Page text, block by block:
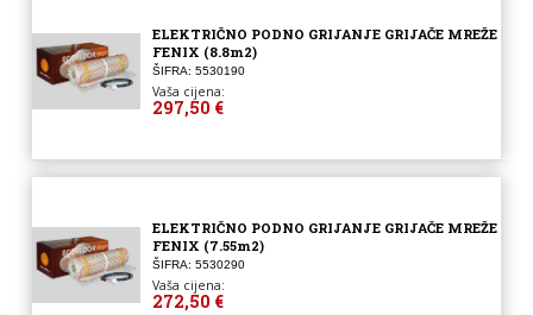
ELEKTRIČNO PODNO GRIJANJE GRIJAČE MREŽE
FENIX (8.8m2)
ŠIFRA: 5530190
Vaša cijena:
297,50 €
ELEKTRIČNO PODNO GRIJANJE GRIJAČE MREŽE
FENIX (7.55m2)
ŠIFRA: 5530290
Vaša cijena:
272,50 €